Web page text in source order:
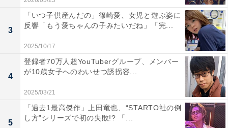
3
「いつ子供産んだの」篠崎愛、女児と遊ぶ姿に
反響「もう愛ちゃんの子みたいだね」「完...
2025/10/17
4
登録者70万人超YouTuberグループ、メンバー
が10歳女子へのわいせつ誘拐容...
2025/03/21
5
「過去1最高傑作」上田竜也、“STARTO社の倒
し方”シリーズで初の失敗!? 「...